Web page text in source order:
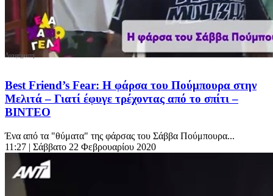
Best Friend’s Fear: Η φάρσα του Πούμπουρα στην
Μελιτά – Γιατί έφυγε τρέχοντας από το σπίτι –
ΒΙΝΤΕΟ
Ένα από τα "θύματα" της φάρσας του Σάββα Πούμπουρα...
11:27 | Σάββατο 22 Φεβρουαρίου 2020